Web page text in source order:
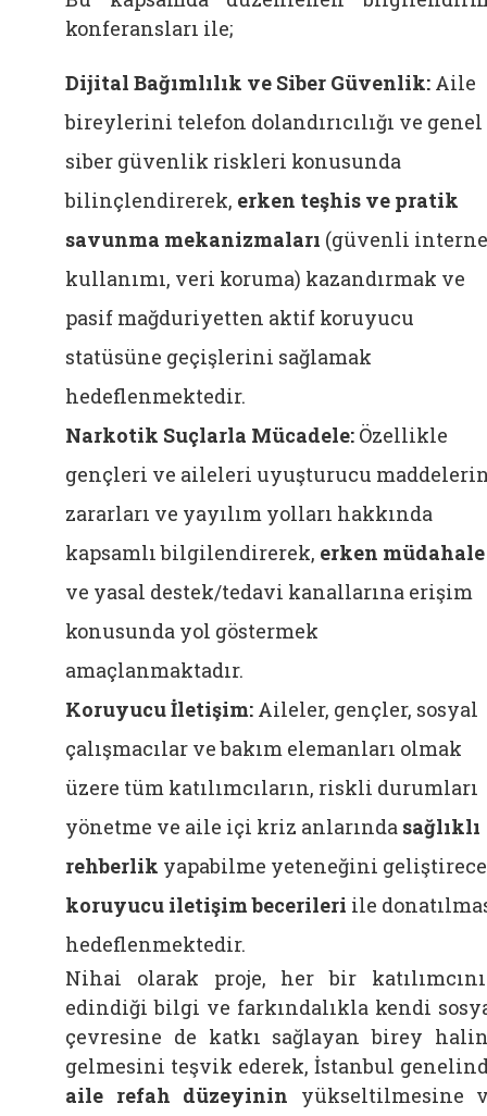
konferansları ile;
Dijital Bağımlılık ve Siber Güvenlik: Aile
bireylerini telefon dolandırıcılığı ve genel
siber güvenlik riskleri konusunda
bilinçlendirerek, erken teşhis ve pratik
savunma mekanizmaları (güvenli
kullanımı, veri koruma) kazandırmak ve
pasif mağduriyetten aktif koruyucu
statüsüne geçişlerini sağlamak
hedeflenmektedir.
Narkotik Suçlarla Mücadele: Özellikle
gençleri ve aileleri uyuşturucu
zararları ve yayılım yolları hakkında
kapsamlı bilgilendirerek, erken müdahale
ve yasal destek/tedavi kanallarına erişim
konusunda yol göstermek
amaçlanmaktadır.
Koruyucu İletişim: Aileler, gençler, sosyal
çalışmacılar ve bakım elemanları olmak
üzere tüm katılımcıların, riskli durumları
yönetme ve aile içi kriz anlarında sağlıklı
rehberlik yapabilme yeteneğini
koruyucu iletişim becerileri ile
hedeflenmektedir.
Nihai olarak proje, her bir
edindiği bilgi ve farkındalıkla kendi
çevresine de katkı sağlayan birey
gelmesini teşvik ederek, İstanbul
aile refah düzeyinin yükseltilmesine